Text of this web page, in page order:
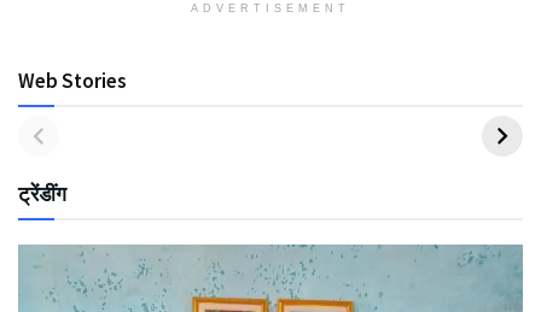
ADVERTISEMENT
Web Stories
ट्रेंडींग